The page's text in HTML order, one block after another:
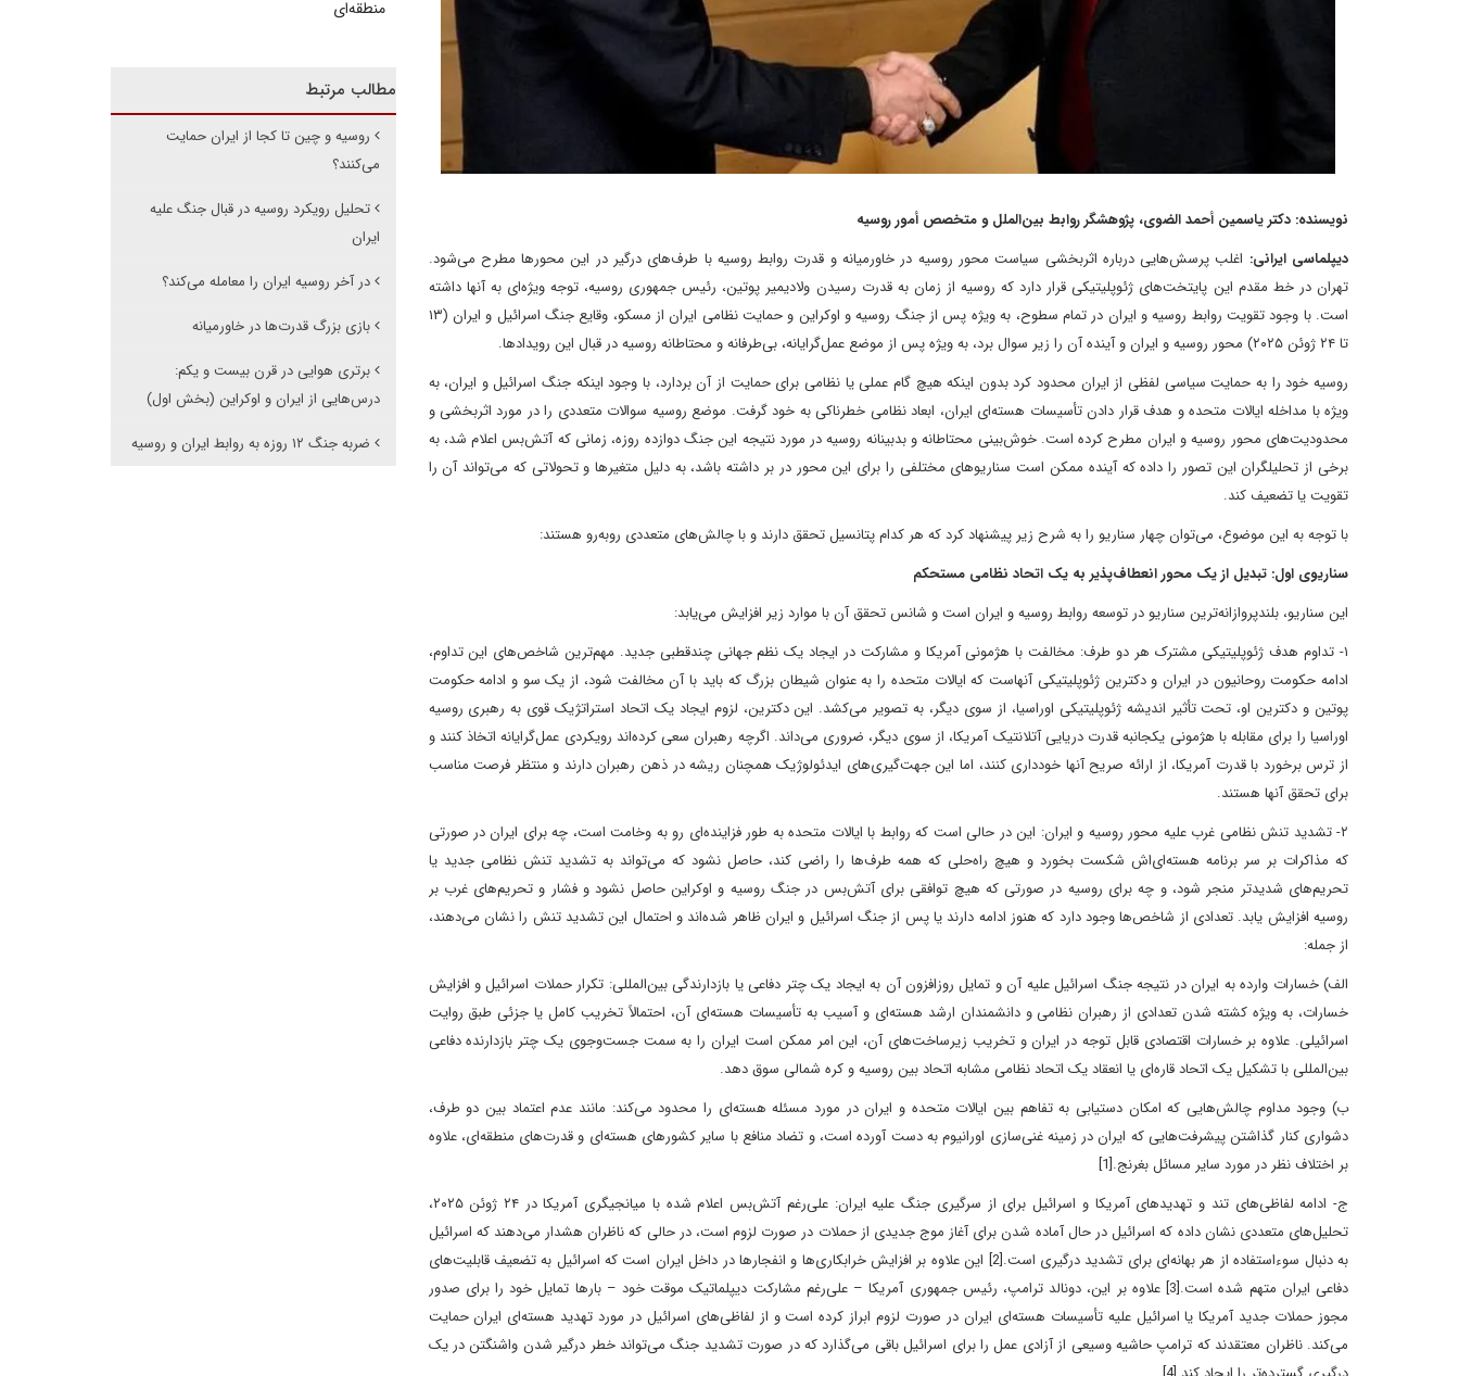
نویسنده: دکتر یاسمین أحمد الضوی، پژوهشگر روابط بین‌الملل و متخصص أمور روسیه
دیپلماسی ایرانی: اغلب پرسش‌هایی درباره اثربخشی سیاست محور روسیه در خاورمیانه و قدرت روابط روسیه با طرف‌های درگیر در این محورها مطرح می‌شود.
تهران در خط مقدم این پایتخت‌های ژئوپلیتیکی قرار دارد که روسیه از زمان به قدرت رسیدن ولادیمیر پوتین، رئیس جمهوری روسیه، توجه ویژه‌ای به آنها داشته
است. با وجود تقویت روابط روسیه و ایران در تمام سطوح، به ویژه پس از جنگ روسیه و اوکراین و حمایت نظامی ایران از مسکو، وقایع جنگ اسرائیل و ایران (۱۳
تا ۲۴ ژوئن ۲۰۲۵) محور روسیه و ایران و آینده آن را زیر سوال برد، به ویژه پس از موضع عمل‌گرایانه، بی‌طرفانه و محتاطانه روسیه در قبال این رویدادها.
روسیه خود را به حمایت سیاسی لفظی از ایران محدود کرد بدون اینکه هیچ گام عملی یا نظامی برای حمایت از آن بردارد، با وجود اینکه جنگ اسرائیل و ایران، به
ویژه با مداخله ایالات متحده و هدف قرار دادن تأسیسات هسته‌ای ایران، ابعاد نظامی خطرناکی به خود گرفت. موضع روسیه سوالات متعددی را در مورد اثربخشی و
محدودیت‌های محور روسیه و ایران مطرح کرده است. خوش‌بینی محتاطانه و بدبینانه روسیه در مورد نتیجه این جنگ دوازده روزه، زمانی که آتش‌بس اعلام شد، به
برخی از تحلیلگران این تصور را داده که آینده ممکن است سناریوهای مختلفی را برای این محور در بر داشته باشد، به دلیل متغیرها و تحولاتی که می‌تواند آن را
تقویت یا تضعیف کند.
با توجه به این موضوع، می‌توان چهار سناریو را به شرح زیر پیشنهاد کرد که هر کدام پتانسیل تحقق دارند و با چالش‌های متعددی روبه‌رو هستند:
سناریوی اول: تبدیل از یک محور انعطاف‌پذیر به یک اتحاد نظامی مستحکم
این سناریو، بلندپروازانه‌ترین سناریو در توسعه روابط روسیه و ایران است و شانس تحقق آن با موارد زیر افزایش می‌یابد:
۱- تداوم هدف ژئوپلیتیکی مشترک هر دو طرف: مخالفت با هژمونی آمریکا و مشارکت در ایجاد یک نظم جهانی چندقطبی جدید. مهم‌ترین شاخص‌های این تداوم،
ادامه حکومت روحانیون در ایران و دکترین ژئوپلیتیکی آنهاست که ایالات متحده را به عنوان شیطان بزرگ که باید با آن مخالفت شود، از یک سو و ادامه حکومت
پوتین و دکترین او، تحت تأثیر اندیشه ژئوپلیتیکی اوراسیا، از سوی دیگر، به تصویر می‌کشد. این دکترین، لزوم ایجاد یک اتحاد استراتژیک قوی به رهبری روسیه
اوراسیا را برای مقابله با هژمونی یکجانبه قدرت دریایی آتلانتیک آمریکا، از سوی دیگر، ضروری می‌داند. اگرچه رهبران سعی کرده‌اند رویکردی عمل‌گرایانه اتخاذ کنند و
از ترس برخورد با قدرت آمریکا، از ارائه صریح آنها خودداری کنند، اما این جهت‌گیری‌های ایدئولوژیک همچنان ریشه در ذهن رهبران دارند و منتظر فرصت مناسب
برای تحقق آنها هستند.
۲- تشدید تنش نظامی غرب علیه محور روسیه و ایران: این در حالی است که روابط با ایالات متحده به طور فزاینده‌ای رو به وخامت است، چه برای ایران در صورتی
که مذاکرات بر سر برنامه هسته‌ای‌اش شکست بخورد و هیچ راه‌حلی که همه طرف‌ها را راضی کند، حاصل نشود که می‌تواند به تشدید تنش نظامی جدید یا
تحریم‌های شدیدتر منجر شود، و چه برای روسیه در صورتی که هیچ توافقی برای آتش‌بس در جنگ روسیه و اوکراین حاصل نشود و فشار و تحریم‌های غرب بر
روسیه افزایش یابد. تعدادی از شاخص‌ها وجود دارد که هنوز ادامه دارند یا پس از جنگ اسرائیل و ایران ظاهر شده‌اند و احتمال این تشدید تنش را نشان می‌دهند،
از جمله:
الف) خسارات وارده به ایران در نتیجه جنگ اسرائیل علیه آن و تمایل روزافزون آن به ایجاد یک چتر دفاعی یا بازدارندگی بین‌المللی: تکرار حملات اسرائیل و افزایش
خسارات، به ویژه کشته شدن تعدادی از رهبران نظامی و دانشمندان ارشد هسته‌ای و آسیب به تأسیسات هسته‌ای آن، احتمالاً تخریب کامل یا جزئی طبق روایت
اسرائیلی. علاوه بر خسارات اقتصادی قابل توجه در ایران و تخریب زیرساخت‌های آن، این امر ممکن است ایران را به سمت جست‌وجوی یک چتر بازدارنده دفاعی
بین‌المللی با تشکیل یک اتحاد قاره‌ای یا انعقاد یک اتحاد نظامی مشابه اتحاد بین روسیه و کره شمالی سوق دهد.
ب) وجود مداوم چالش‌هایی که امکان دستیابی به تفاهم بین ایالات متحده و ایران در مورد مسئله هسته‌ای را محدود می‌کند: مانند عدم اعتماد بین دو طرف،
دشواری کنار گذاشتن پیشرفت‌هایی که ایران در زمینه غنی‌سازی اورانیوم به دست آورده است، و تضاد منافع با سایر کشورهای هسته‌ای و قدرت‌های منطقه‌ای، علاوه
بر اختلاف نظر در مورد سایر مسائل بغرنج.[1]
ج- ادامه لفاظی‌های تند و تهدیدهای آمریکا و اسرائیل برای از سرگیری جنگ علیه ایران: علی‌رغم آتش‌بس اعلام شده با میانجیگری آمریکا در ۲۴ ژوئن ۲۰۲۵،
تحلیل‌های متعددی نشان داده که اسرائیل در حال آماده شدن برای آغاز موج جدیدی از حملات در صورت لزوم است، در حالی که ناظران هشدار می‌دهند که اسرائیل
به دنبال سوءاستفاده از هر بهانه‌ای برای تشدید درگیری است.[2] این علاوه بر افزایش خرابکاری‌ها و انفجارها در داخل ایران است که اسرائیل به تضعیف قابلیت‌های
دفاعی ایران متهم شده است.[3] علاوه بر این، دونالد ترامپ، رئیس جمهوری آمریکا – علی‌رغم مشارکت دیپلماتیک موقت خود – بارها تمایل خود را برای صدور
مجوز حملات جدید آمریکا یا اسرائیل علیه تأسیسات هسته‌ای ایران در صورت لزوم ابراز کرده است و از لفاظی‌های اسرائیل در مورد تهدید هسته‌ای ایران حمایت
می‌کند. ناظران معتقدند که ترامپ حاشیه وسیعی از آزادی عمل را برای اسرائیل باقی می‌گذارد که در صورت تشدید جنگ می‌تواند خطر درگیر شدن واشنگتن در یک
منطقه‌ای
مطالب مرتبط
روسیه و چین تا کجا از ایران حمایت
می‌کنند؟
تحلیل رویکرد روسیه در قبال جنگ علیه
ایران
در آخر روسیه ایران را معامله می‌کند؟
بازی بزرگ قدرت‌ها در خاورمیانه
برتری هوایی در قرن بیست و یکم:
درس‌هایی از ایران و اوکراین (بخش اول)
ضربه جنگ ۱۲ روزه به روابط ایران و روسیه